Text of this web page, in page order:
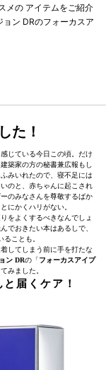
メの アイテムをご紹介
ン DRのフォーカスア
た！
じている今日この頃。だけ
築家の方の秘書兼広報もし
みいれたので、寝不足には
のと、赤ちゃんに起こされ
のみなさんを尊敬するばか
にかくハリがない。
をよくするべきなんでしょ
でおきたい本はあるしで、
ことも。
してしまう前に手を打たな
ン DRの「フォーカスアイプ
みました。
届くケア！